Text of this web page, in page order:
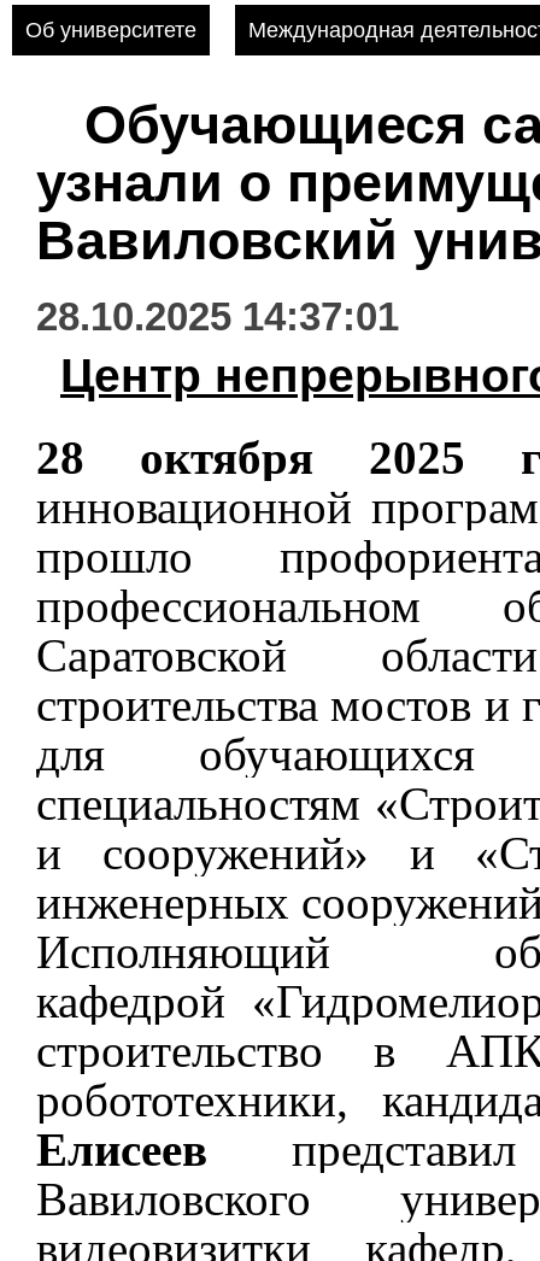
Об университете Международная
Обучающиеся
узнали о
Вавиловский
28.10.2025 14:37:01
Центр
28 октября 2025
инновационной
прошло
профессиональном
Саратовской
строительства мостов
для
специальностям
и сооружений» и
инженерных
Исполняющий
кафедрой
строительство в
робототехники,
Елисеев
Вавиловского
видеовизитки